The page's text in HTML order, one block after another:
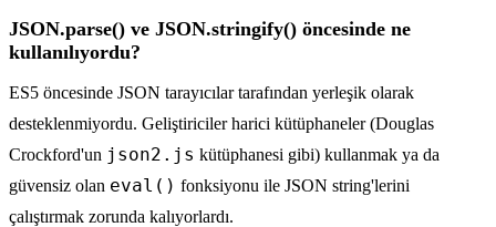
JSON.parse() ve JSON.stringify() öncesinde ne
kullanılıyordu?
ES5 öncesinde JSON tarayıcılar tarafından yerleşik olarak
desteklenmiyordu. Geliştiriciler harici kütüphaneler (Douglas
Crockford'un json2.js kütüphanesi gibi) kullanmak ya da
güvensiz olan eval() fonksiyonu ile JSON string'lerini
çalıştırmak zorunda kalıyorlardı.